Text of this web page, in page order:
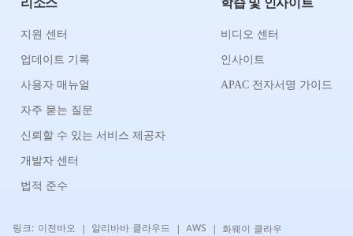
리소스
지원 센터
업데이트 기록
사용자 매뉴얼
자주 묻는 질문
신뢰할 수 있는 서비스 제공자
개발자 센터
법적 준수
학습 및 인사이트
비디오 센터
인사이트
APAC 전자서명 가이드
링크: 이전바오 알리바바 클라우드 AWS
화웨이 클라우